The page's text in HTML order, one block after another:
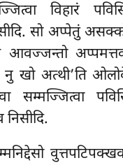
विहारं
सो अप्पेतुं
नु खो अत्थी’ति
सम्मज्जित्वा
निसीदि.